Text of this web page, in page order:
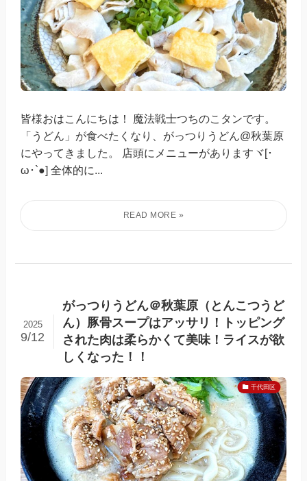
皆様おはこんにちは！ 魔法戦士つちのこタンです。
「うどん」が食べたくなり、がっつりうどん@秋葉原
にやってきました。 店頭にメニューがありますヾ[･
ω･`●] 全体的に...
がっつりうどん＠秋葉原（とんこつうど
ん）豚骨スープはアッサリ！トッピング
された肉は柔らかくて美味！ライスが欲
しくなった！！
2025
9/12
千代田区